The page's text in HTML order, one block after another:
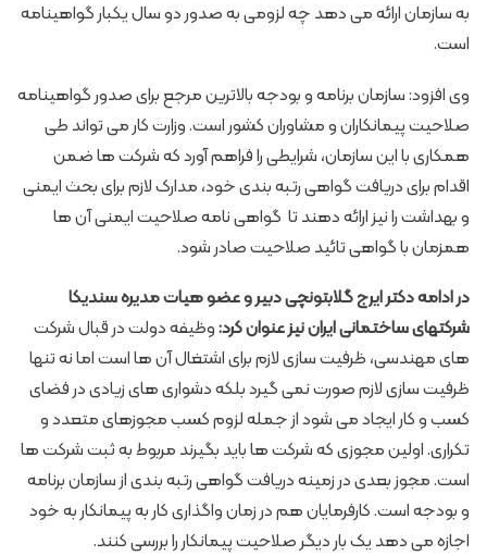
به سازمان ارائه می ­دهد چه لزومی به صدور دو سال یکبار گواهی­نامه
است.
وی افزود: سازمان برنامه و بودجه بالاترین مرجع برای صدور گواهینامه
صلاحیت پیمانکاران و مشاوران کشور است. وزارت کار می­ تواند طی
همکاری با این سازمان، شرایطی را فراهم آورد که شرکت ها ضمن
اقدام برای دریافت گواهی رتبه ­بندی خود، مدارک لازم برای بحث ایمنی
و بهداشت را نیز ارائه دهند تا گواهی نامه صلاحیت ایمنی آن ها
همزمان با گواهی تائید صلاحیت صادر شود.
در ادامه دکتر ایرج گلابتونچی دبیر و عضو هیات مدیره سندیکا
شرکتهای ساختمانی ایران نیز عنوان کرد:وظیفه دولت در قبال شرکت
های مهندسی، ظرفیت سازی لازم برای اشتغال آن ها است اما نه تنها
ظرفیت ­سازی لازم صورت نمی­ گیرد بلکه دشواری ­های زیادی در فضای
کسب و کار ایجاد می ­شود از جمله لزوم کسب مجوزهای متعدد و
تکراری. اولین مجوزی که شرکت ها باید بگیرند مربوط به ثبت شرکت ها
است. مجوز بعدی در زمینه دریافت گواهی رتبه ­بندی از سازمان برنامه
و بودجه است. کارفرمایان هم در زمان واگذاری کار به پیمانکار به خود
اجازه می­ دهد یک بار دیگر صلاحیت پیمانکار را بررسی کنند.